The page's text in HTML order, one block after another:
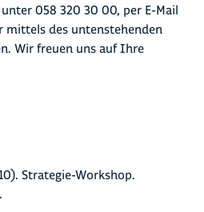
058 320 30 00, per E-Mail
mittels des untenstehenden
Wir freuen uns auf Ihre
Strategie-Workshop.